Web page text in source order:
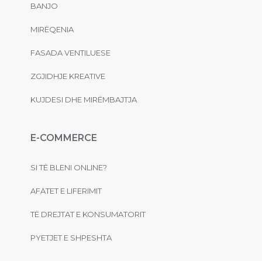
BANJO
MIRËQENIA
FASADA VENTILUESE
ZGJIDHJE KREATIVE
KUJDESI DHE MIRËMBAJTJA
E-COMMERCE
SI TË BLENI ONLINE?
AFATET E LIFERIMIT
TË DREJTAT E KONSUMATORIT
PYETJET E SHPESHTA